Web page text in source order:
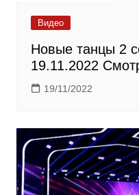
Видео
Новые танцы 2
19.11.2022
19/11/2022